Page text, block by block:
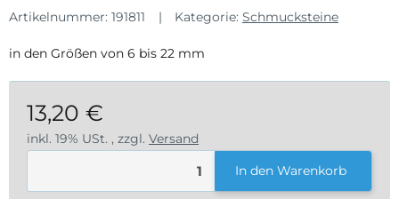
Artikelnummer: 191811 Kategorie: Schmucksteine
in den Größen von 6 bis 22 mm
13,20 €
inkl. 19% USt. , zzgl. Versand
In den Warenkorb